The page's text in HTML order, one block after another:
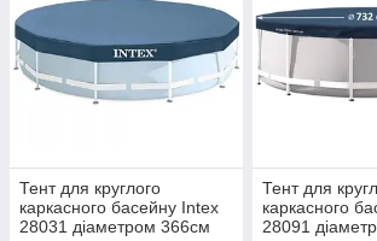
Тент для круглого
каркасного басейну Intex
28031 діаметром 366см
Тент для
каркасного
28091